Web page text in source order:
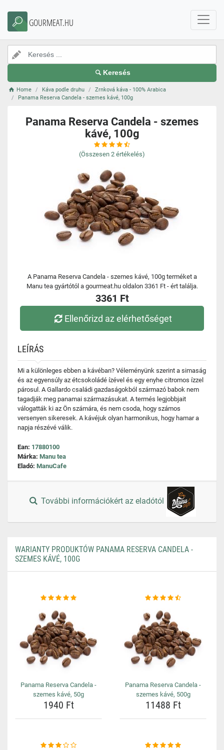
GOURMEAT.HU
Keresés
Home Káva podle druhu
Zrnková káva - 100% Arabica
Panama Reserva Candela - szemes kávé, 100g
Panama Reserva Candela - szemes
kávé, 100g
(Összesen 2 értékelés)
A Panama Reserva Candela - szemes kávé, 100g terméket a
Manu tea gyártótól a gourmeat.hu oldalon 3361 Ft - ért találja.
3361 Ft
Ellenőrizd az elérhetőséget
LEÍRÁS
Mi a különleges ebben a kávéban? Véleményünk szerint a simaság
és az egyensúly az étcsokoládé ízével és egy enyhe citromos ízzel
párosul. A Gallardo családi gazdaságokból származó babok nem
tagadják meg panamai származásukat. A termés legjobbjait
válogatták ki az Ön számára, és nem csoda, hogy számos
versenyen sikeresek. A kávéjuk olyan harmonikus, hogy hamar a
napja részévé válik.
Ean: 17880100
Márka: Manu tea
Eladó: ManuCafe
További információkért az eladótól
WARIANTY PRODUKTÓW PANAMA RESERVA CANDELA -
SZEMES KÁVÉ, 100G
Panama Reserva Candela -
szemes kávé, 50g
1940 Ft
Panama Reserva Candela -
szemes kávé, 500g
11488 Ft